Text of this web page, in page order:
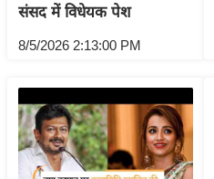
मं
ले
श
न
शि
संसद में विधेयक पेश
8/5/2026 2:13:00 PM